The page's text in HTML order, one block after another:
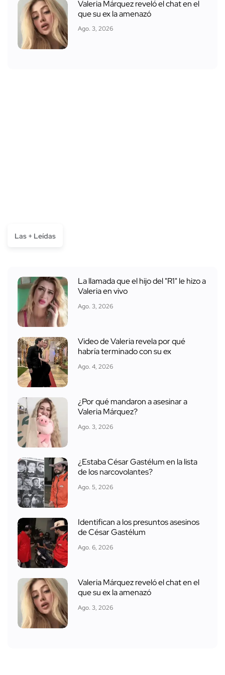
Valeria Márquez reveló el chat en el
que su ex la amenazó
Ago. 3, 2026
Las + Leídas
La llamada que el hijo del "R1" le hizo a
Valeria en vivo
Ago. 3, 2026
Video de Valeria revela por qué
habría terminado con su ex
Ago. 4, 2026
¿Por qué mandaron a asesinar a
Valeria Márquez?
Ago. 3, 2026
¿Estaba César Gastélum en la lista
de los narcovolantes?
Ago. 5, 2026
Identifican a los presuntos asesinos
de César Gastélum
Ago. 6, 2026
Valeria Márquez reveló el chat en el
que su ex la amenazó
Ago. 3, 2026